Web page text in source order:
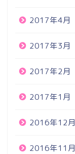
2017年4月
2017年3月
2017年2月
2017年1月
2016年12月
2016年11月